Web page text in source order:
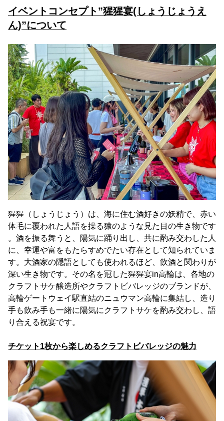
イベントコンセプト”猩猩宴(しょうじょうえ
ん)”について
猩猩（しょうじょう）は、海に住む酒好きの妖精で、赤い
体毛に覆われた人語を操る猿のような見た目の生き物です
。酒を振る舞うと、陽気に踊り出し、共に酌み交わした人
に、幸運や富をもたらすめでたい存在として知られていま
す。大酒家の隠語としても使われるほど、飲酒と関わりが
深い生き物です。その名を冠した猩猩宴in高輪は、各地の
クラフトサケ醸造所やクラフトビバレッジのブランドが、
高輪ゲートウェイ駅直結のニュウマン高輪に集結し、造り
手も飲み手も一緒に陽気にクラフトサケを酌み交わし、語
り合える祝宴です。
チケット1枚から楽しめるクラフトビバレッジの魅力